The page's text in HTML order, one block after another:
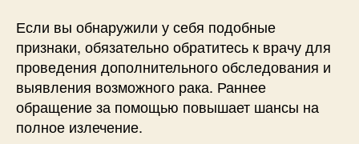
Если вы обнаружили у себя подобные
признаки, обязательно обратитесь к врачу для
проведения дополнительного обследования и
выявления возможного рака. Раннее
обращение за помощью повышает шансы на
полное излечение.